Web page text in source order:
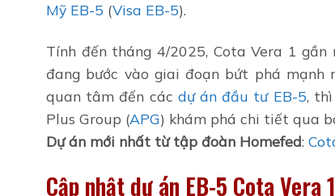
Mỹ EB-5 (Visa EB-5).
Tính đến tháng 4/2025, Cota Vera 1
đang bước vào giai đoạn bứt phá
quan tâm đến các dự án đầu tư EB-5,
Plus Group (APG) khám phá chi tiết qua
Dự án mới nhất từ tập đoàn Homefed:
Cập nhật dự án EB-5 Cota